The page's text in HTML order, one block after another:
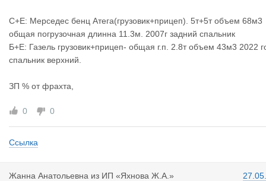
С+Е: Мерседес бенц Атега(грузовик+прицеп). 5т+5т объем 68м3
общая погрузочная длинна 11.3м. 2007г задний спальник
Б+Е: Газель грузовик+прицеп- общая г.п. 2.8т объем 43м3 2022
спальник верхний.
ЗП % от фрахта,
0 0
Ссылка
Жанна Анатольевна из ИП «Яхнова Ж.А.»